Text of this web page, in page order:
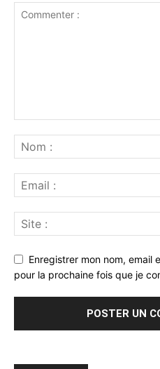
Enregistrer mon nom, email
pour la prochaine fois que je